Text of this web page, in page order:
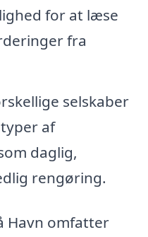
for at læse
fra
selskaber
af
daglig,
rengøring.
Havn omfatter